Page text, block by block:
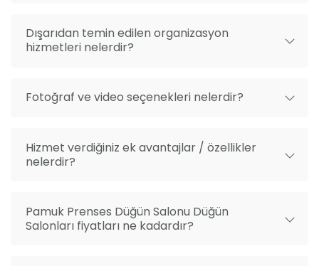
Dışarıdan temin edilen organizasyon
hizmetleri nelerdir?
Fotoğraf ve video seçenekleri nelerdir?
Hizmet verdiğiniz ek avantajlar / özellikler
nelerdir?
Pamuk Prenses Düğün Salonu Düğün
Salonları fiyatları ne kadardır?